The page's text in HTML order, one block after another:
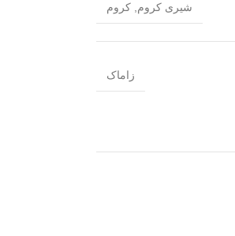
شیری کروم, کروم
زاماک